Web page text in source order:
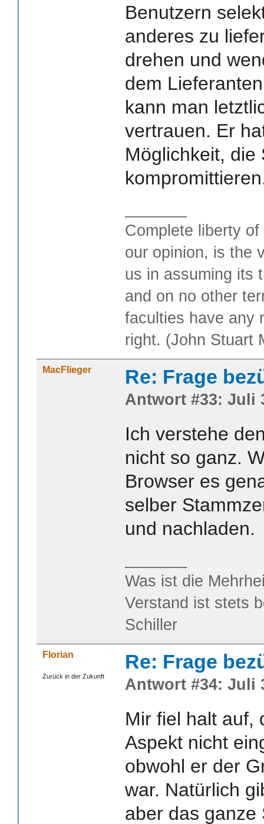
Benutzern
anderes zu
drehen und
dem
kann man
vertrauen. Er
Möglichkeit, die
Complete liberty
our opinion, is the
us in assuming its
and on no other
faculties have any
right. (John Stuart
MacFlieger Re: Frage
Antwort #33: Juli
Ich verstehe
nicht so ganz.
Browser es
selber
und nachladen.
Was ist die
Verstand ist stets
Schiller
Florian
Zurück in der Zukunft
Re: Frage
Antwort #34: Juli
Mir fiel halt auf,
Aspekt nicht
obwohl er der
war. Natürlich
aber das ganze